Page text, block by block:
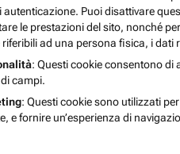
autenticazione. Puoi disattivare
le prestazioni del sito, nonché
ad una persona fisica, i
: Questi cookie consentono di
campi.
: Questi cookie sono utilizzati
e fornire un’esperienza di